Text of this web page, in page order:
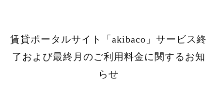
賃貸ポータルサイト「akibaco」サービス終
了および最終月のご利用料金に関するお知
らせ